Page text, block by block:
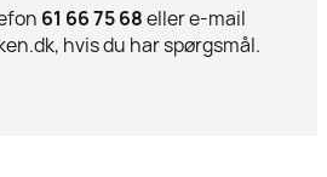
61 66 75 68eller e-mail
hvis du har spørgsmål.